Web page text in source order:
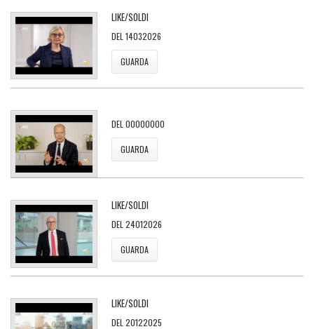
LIKE/SOLDI
DEL 14032026
GUARDA
DEL 00000000
GUARDA
LIKE/SOLDI
DEL 24012026
GUARDA
LIKE/SOLDI
DEL 20122025